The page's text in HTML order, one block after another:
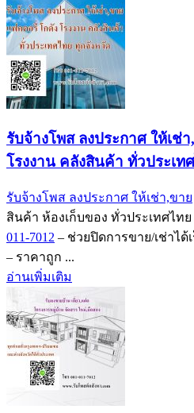
รับจ้างโพส ลงประกาศ ให้เช่
โรงงาน คลังสินค้า ทั่วประเท
รับจ้างโพส ลงประกาศ ให้เช่า,ขาย
สินค้า ห้องเก็บของ ทั่วประเทศไทย
011-7012 – ช่วยปิดการขาย/เช่าไ
– ราคาถูก ...
อ่านเพิ่มเติม